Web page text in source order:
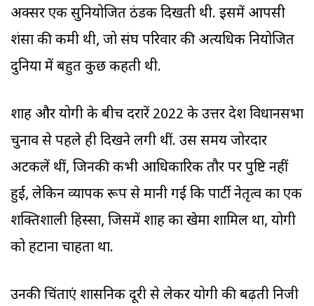
अक्सर एक सुनियोजित ठंडक दिखती थी. इसमें आपसी
प्रशंसा की कमी थी, जो संघ परिवार की अत्यधिक नियोजित
दुनिया में बहुत कुछ कहती थी.
शाह और योगी के बीच दरारें 2022 के उत्तर प्रदेश विधानसभा
चुनाव से पहले ही दिखने लगी थीं. उस समय जोरदार
अटकलें थीं, जिनकी कभी आधिकारिक तौर पर पुष्टि नहीं
हुईं, लेकिन व्यापक रूप से मानी गईं कि पार्टी नेतृत्व का एक
शक्तिशाली हिस्सा, जिसमें शाह का खेमा शामिल था, योगी
को हटाना चाहता था.
उनकी चिंताएं प्रशासनिक दूरी से लेकर योगी की बढ़ती निजी